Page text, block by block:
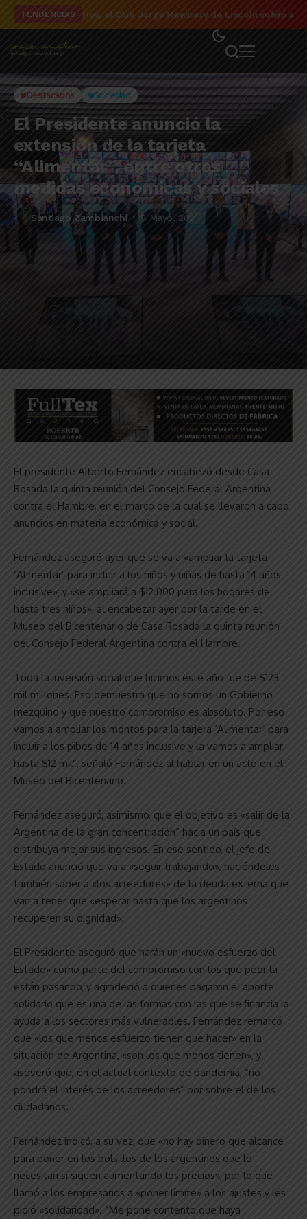
TENDENCIAS El detalle de la campaña de El Linqueño en el
Destacados Sociedad
El Presidente anunció la
extensión de la tarjeta
“Alimentar”, entre otras
medidas económicas y sociales
Santiago Zambianchi 8 Mayo, 2021
El presidente Alberto Fernández encabezó desde Casa
Rosada la quinta reunión del Consejo Federal Argentina
contra el Hambre, en el marco de la cual se llevaron a cabo
anuncios en materia económica y social.
Fernández aseguró ayer que se va a «ampliar la tarjeta
‘Alimentar’ para incluir a los niños y niñas de hasta 14 años
inclusive»; y «se ampliará a $12.000 para los hogares de
hasta tres niños», al encabezar ayer por la tarde en el
Museo del Bicentenario de Casa Rosada la quinta reunión
del Consejo Federal Argentina contra el Hambre.
Toda la inversión social que hicimos este año fue de $123
mil millones. Eso demuestra que no somos un Gobierno
mezquino y que nuestro compromiso es absoluto. Por eso
vamos a ampliar los montos para la tarjera ‘Alimentar’ para
incluir a los pibes de 14 años inclusive y la vamos a ampliar
hasta $12 mil”, señaló Fernández al hablar en un acto en el
Museo del Bicentenario.
Fernández aseguró, asimismo, que el objetivo es «salir de la
Argentina de la gran concentración” hacia un país que
distribuya mejor sus ingresos. En ese sentido, el jefe de
Estado anunció que va a «seguir trabajando», haciéndoles
también saber a «los acreedores» de la deuda externa que
van a tener que «esperar hasta que los argentinos
recuperen su dignidad».
El Presidente aseguró que harán un «nuevo esfuerzo del
Estado» como parte del compromiso con los que peor la
están pasando, y agradeció a quienes pagaron el aporte
solidario que es una de las formas con las que se financia la
ayuda a los sectores más vulnerables. Fernández remarcó
que «los que menos esfuerzo tienen que hacer» en la
situación de Argentina, «son los que menos tienen», y
aseveró que, en el actual contexto de pandemia, “no
pondrá el interés de los acreedores” por sobre el de los
ciudadanos.
Fernández indicó, a su vez, que «no hay dinero que alcance
para poner en los bolsillos de los argentinos que lo
necesitan si siguen aumentando los precios», por lo que
llamó a los empresarios a «poner límite» a los ajustes y les
pidió «solidaridad». “Me pone contento que haya